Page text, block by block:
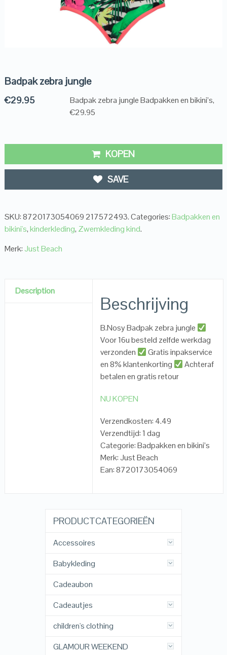
Badpak zebra jungle
€29.95
Badpak zebra jungle Badpakken en bikini’s,
€29.95
KOPEN
SAVE
SKU:8720173054069 217572493.Categories:Badpakken en
bikini's,kinderkleding, Zwemkleding kind.
Merk: Just Beach
Description
Beschrijving
B.Nosy Badpak zebra jungle
Voor 16u besteld zelfde werkdag
verzonden
Gratis inpakservice
en 8% klantenkorting
Achteraf
betalen en gratis retour
NU KOPEN
Verzendkosten: 4.49
Verzendtijd: 1 dag
Categorie: Badpakken en bikini’s
Merk: Just Beach
Ean: 8720173054069
PRODUCTCATEGORIEËN
Accessoires
Babykleding
Cadeaubon
Cadeautjes
children's clothing
GLAMOUR WEEKEND